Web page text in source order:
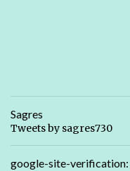
Sagres
Tweets by sagres730
google-site-